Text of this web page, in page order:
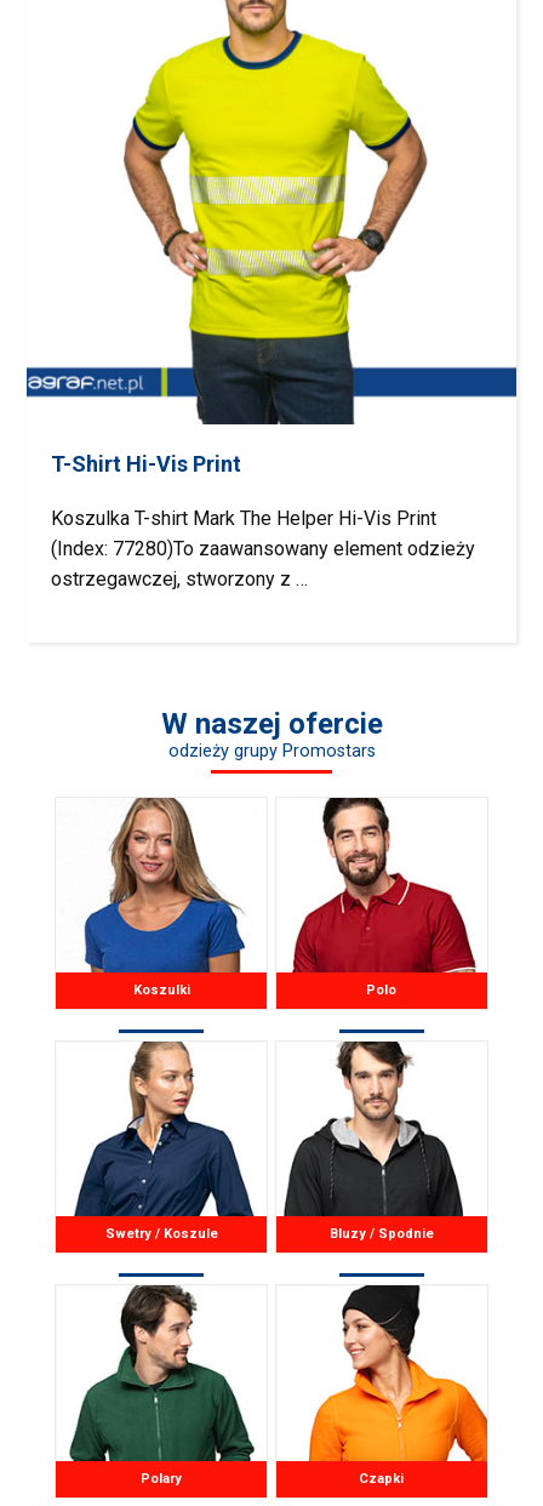
T-Shirt Hi-Vis Print
Koszulka T-shirt Mark The Helper Hi-Vis Print
(Index: 77280)To zaawansowany element odzieży
ostrzegawczej, stworzony z …
W naszej ofercie
odzieży grupy Promostars
Koszulki Polo
Swetry / Koszule Bluzy / Spodnie
Polary Czapki